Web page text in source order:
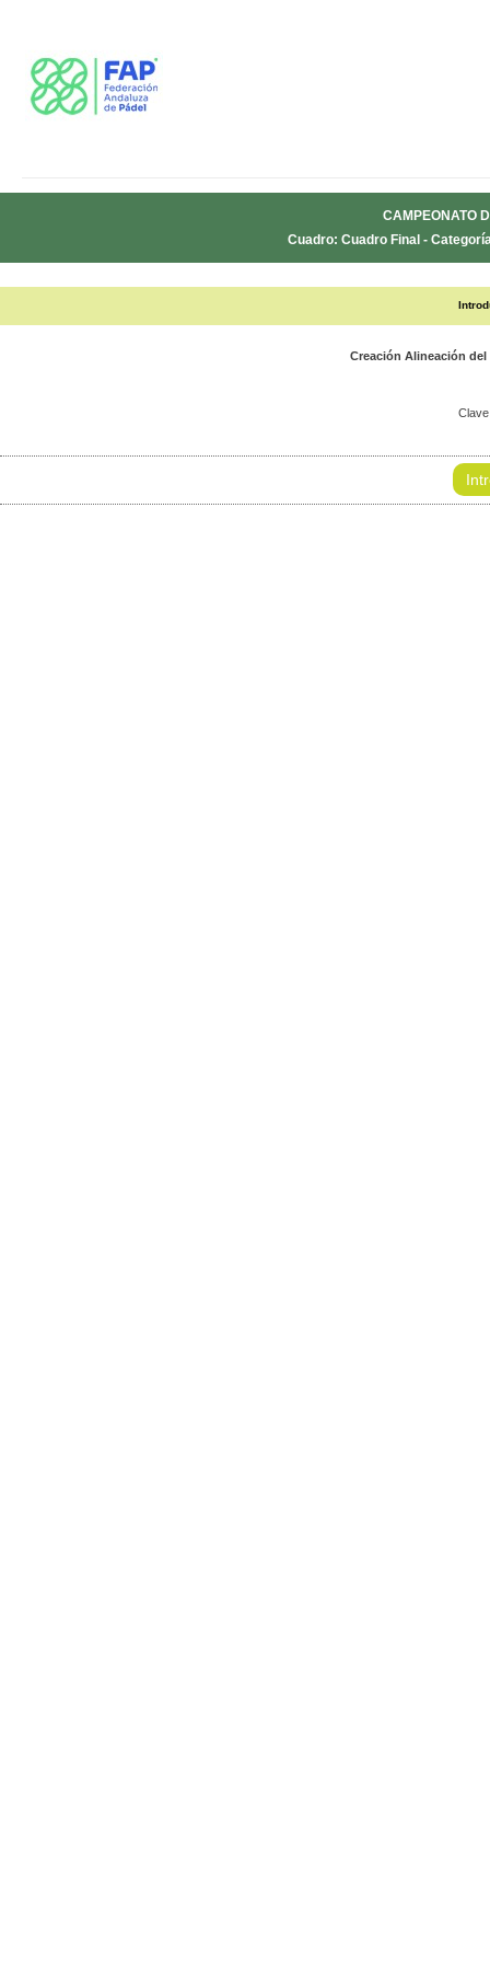
CAMPEONATO
Cuadro: Cuadro Final -
Creación Alineación del